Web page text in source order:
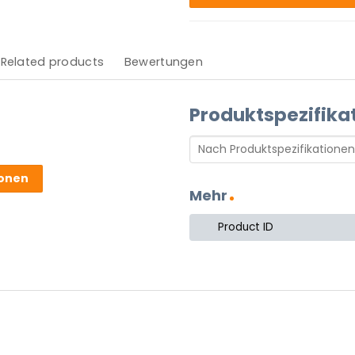
Related products Bewertungen
Mehr
Product ID